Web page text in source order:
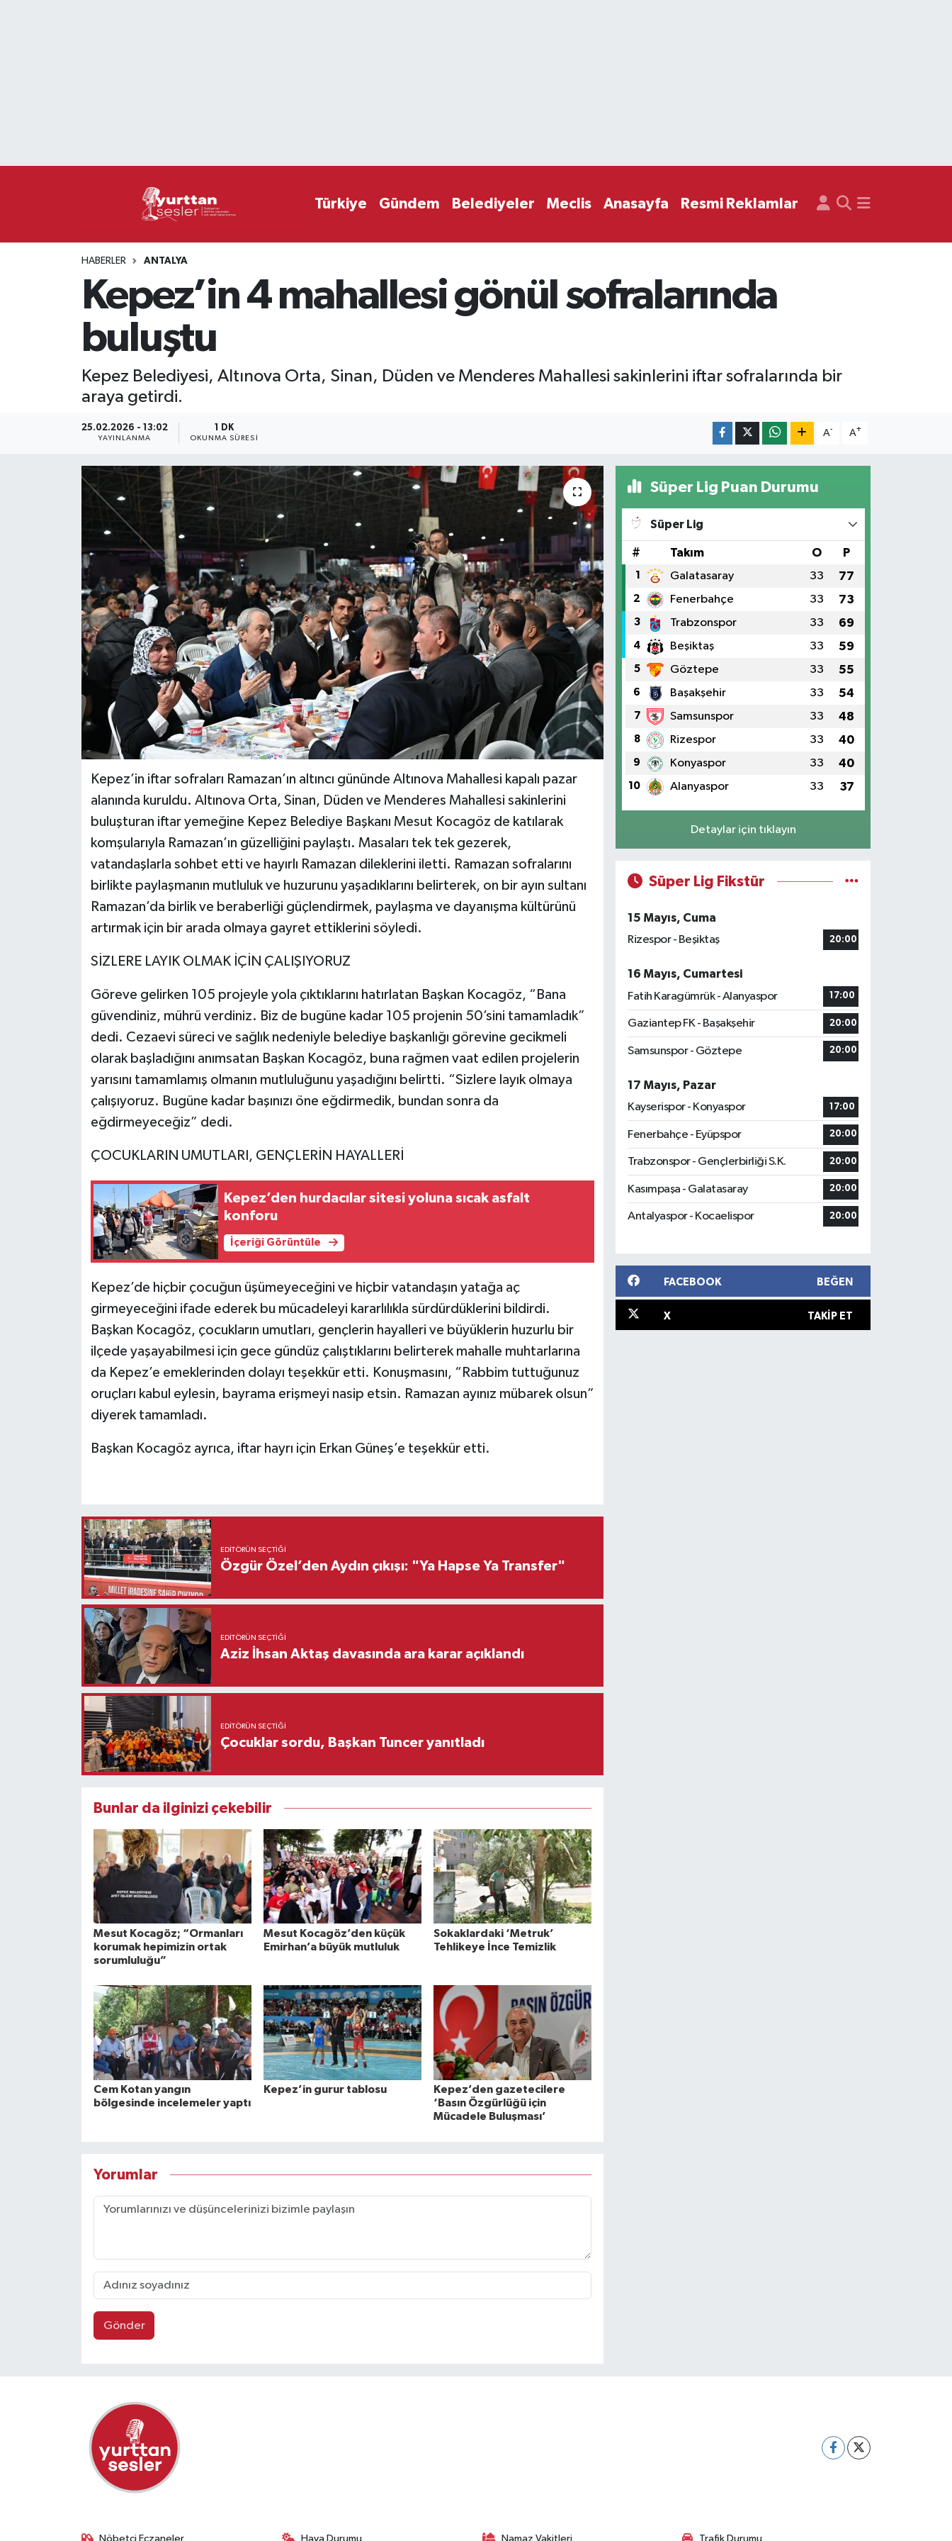
Türkiye Gündem Belediyeler Meclis Anasayfa Resmi Reklamlar
HABERLER ANTALYA
Kepez’in 4 mahallesi gönül sofralarında
buluştu
Kepez Belediyesi, Altınova Orta, Sinan, Düden ve Menderes Mahallesi sakinlerini iftar sofralarında bir
araya getirdi.
25.02.2026 - 13:02
YAYINLANMA
1 DK
OKUNMA SÜRESI
A- A+
Kepez’in iftar sofraları Ramazan’ın altıncı gününde Altınova Mahallesi kapalı pazar
alanında kuruldu. Altınova Orta, Sinan, Düden ve Menderes Mahallesi sakinlerini
buluşturan iftar yemeğine Kepez Belediye Başkanı Mesut Kocagöz de katılarak
komşularıyla Ramazan’ın güzelliğini paylaştı. Masaları tek tek gezerek,
vatandaşlarla sohbet etti ve hayırlı Ramazan dileklerini iletti. Ramazan sofralarını
birlikte paylaşmanın mutluluk ve huzurunu yaşadıklarını belirterek, on bir ayın sultanı
Ramazan’da birlik ve beraberliği güçlendirmek, paylaşma ve dayanışma kültürünü
artırmak için bir arada olmaya gayret ettiklerini söyledi.
SİZLERE LAYIK OLMAK İÇİN ÇALIŞIYORUZ
Göreve gelirken 105 projeyle yola çıktıklarını hatırlatan Başkan Kocagöz, “Bana
güvendiniz, mührü verdiniz. Biz de bugüne kadar 105 projenin 50’sini tamamladık”
dedi. Cezaevi süreci ve sağlık nedeniyle belediye başkanlığı görevine gecikmeli
olarak başladığını anımsatan Başkan Kocagöz, buna rağmen vaat edilen projelerin
yarısını tamamlamış olmanın mutluluğunu yaşadığını belirtti. “Sizlere layık olmaya
çalışıyoruz. Bugüne kadar başınızı öne eğdirmedik, bundan sonra da
eğdirmeyeceğiz” dedi.
ÇOCUKLARIN UMUTLARI, GENÇLERİN HAYALLERİ
Kepez’den hurdacılar sitesi yoluna sıcak asfalt
konforu
İçeriği Görüntüle
Kepez’de hiçbir çocuğun üşümeyeceğini ve hiçbir vatandaşın yatağa aç
girmeyeceğini ifade ederek bu mücadeleyi kararlılıkla sürdürdüklerini bildirdi.
Başkan Kocagöz, çocukların umutları, gençlerin hayalleri ve büyüklerin huzurlu bir
ilçede yaşayabilmesi için gece gündüz çalıştıklarını belirterek mahalle muhtarlarına
da Kepez’e emeklerinden dolayı teşekkür etti. Konuşmasını, “Rabbim tuttuğunuz
oruçları kabul eylesin, bayrama erişmeyi nasip etsin. Ramazan ayınız mübarek olsun”
diyerek tamamladı.
Başkan Kocagöz ayrıca, iftar hayrı için Erkan Güneş’e teşekkür etti.
EDITÖRÜN SEÇTIĞI
Özgür Özel’den Aydın çıkışı: "Ya Hapse Ya Transfer"
EDITÖRÜN SEÇTIĞI
Aziz İhsan Aktaş davasında ara karar açıklandı
EDITÖRÜN SEÇTIĞI
Çocuklar sordu, Başkan Tuncer yanıtladı
Bunlar da ilginizi çekebilir
Mesut Kocagöz; “Ormanları
korumak hepimizin ortak
sorumluluğu”
Mesut Kocagöz’den küçük
Emirhan’a büyük mutluluk
Sokaklardaki ‘Metruk’
Tehlikeye İnce Temizlik
Cem Kotan yangın
bölgesinde incelemeler yaptı
Kepez’in gurur tablosu
Kepez’den gazetecilere
‘Basın Özgürlüğü için
Mücadele Buluşması’
Yorumlar
Gönder
Süper Lig Puan Durumu
Süper Lig
# Takım O P
1 Galatasaray 33 77
2 Fenerbahçe 33 73
3 Trabzonspor 33 69
4 Beşiktaş 33 59
5 Göztepe 33 55
6 Başakşehir 33 54
7 Samsunspor 33 48
8 Rizespor 33 40
9 Konyaspor 33 40
10 Alanyaspor 33 37
Detaylar için tıklayın
Süper Lig Fikstür
15 Mayıs, Cuma
Rizespor - Beşiktaş
20:00
16 Mayıs, Cumartesi
Fatih Karagümrük - Alanyaspor
17:00
Gaziantep FK - Başakşehir 20:00
Samsunspor - Göztepe 20:00
17 Mayıs, Pazar
Kayserispor - Konyaspor
17:00
Fenerbahçe - Eyüpspor 20:00
Trabzonspor - Gençlerbirliği S.K. 20:00
Kasımpaşa - Galatasaray 20:00
Antalyaspor - Kocaelispor 20:00
FACEBOOK BEĞEN
X TAKIP ET
Nöbetçi Eczaneler Hava Durumu Namaz Vakitleri Trafik Durumu
Süper Lig Puan Durumu ve Fikstür
Haber Arşivi